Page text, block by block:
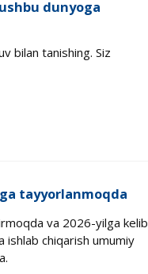
dunyoga
bilan tanishing. Siz
tayyorlanmoqda
va 2026-yilga kelib
ishlab chiqarish umumiy